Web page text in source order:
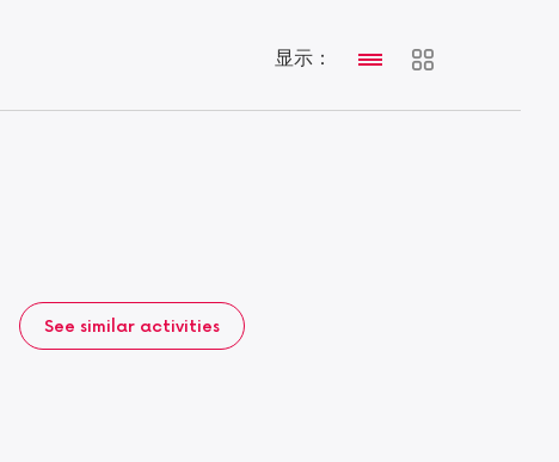
显示：
See similar activities